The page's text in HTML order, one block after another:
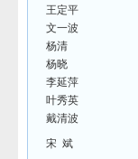
王定平
文一波
杨清
杨晓
李延萍
叶秀英
戴清波
宋 斌